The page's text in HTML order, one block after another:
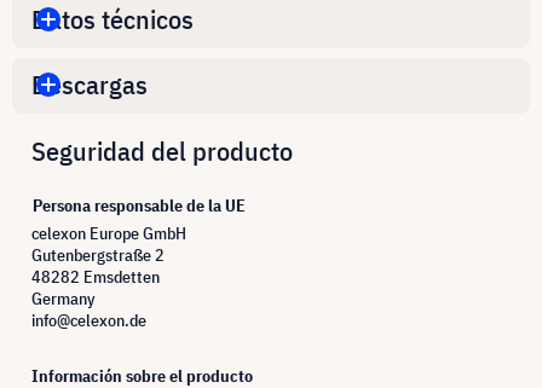
Datos técnicos
Descargas
Seguridad del producto
Persona responsable de la UE
celexon Europe GmbH
Gutenbergstraße 2
48282 Emsdetten
Germany
info@celexon.de
Información sobre el producto